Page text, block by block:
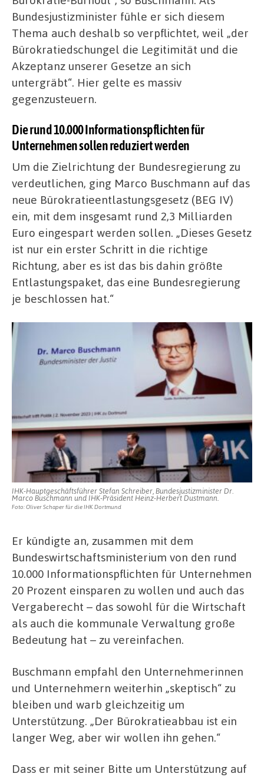
Bundesjustizminister fühle er sich diesem
Thema auch deshalb so verpflichtet, weil „der
Bürokratiedschungel die Legitimität und die
Akzeptanz unserer Gesetze an sich
untergräbt“. Hier gelte es massiv
gegenzusteuern.
Die rund 10.000 Informationspflichten für
Unternehmen sollen reduziert werden
Um die Zielrichtung der Bundesregierung zu
verdeutlichen, ging Marco Buschmann auf das
neue Bürokratieentlastungsgesetz (BEG IV)
ein, mit dem insgesamt rund 2,3 Milliarden
Euro eingespart werden sollen. „Dieses Gesetz
ist nur ein erster Schritt in die richtige
Richtung, aber es ist das bis dahin größte
Entlastungspaket, das eine Bundesregierung
je beschlossen hat.“
IHK-Hauptgeschäftsführer Stefan Schreiber, Bundesjustizminister Dr.
Marco Buschmann und IHK-Präsident Heinz-Herbert Dustmann.
Foto: Oliver Schaper für die IHK Dortmund
Er kündigte an, zusammen mit dem
Bundeswirtschaftsministerium von den rund
10.000 Informationspflichten für Unternehmen
20 Prozent einsparen zu wollen und auch das
Vergaberecht – das sowohl für die Wirtschaft
als auch die kommunale Verwaltung große
Bedeutung hat – zu vereinfachen.
Buschmann empfahl den Unternehmerinnen
und Unternehmern weiterhin „skeptisch“ zu
bleiben und warb gleichzeitig um
Unterstützung. „Der Bürokratieabbau ist ein
langer Weg, aber wir wollen ihn gehen.“
Dass er mit seiner Bitte um Unterstützung auf